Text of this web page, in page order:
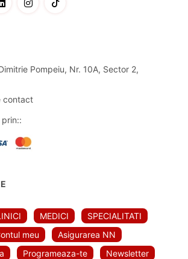
Pompeiu, Nr. 10A, Sector 2,
contact
prin::
MEDICI
SPECIALITATI
meu
Asigurarea NN
Programeaza-te Newsletter